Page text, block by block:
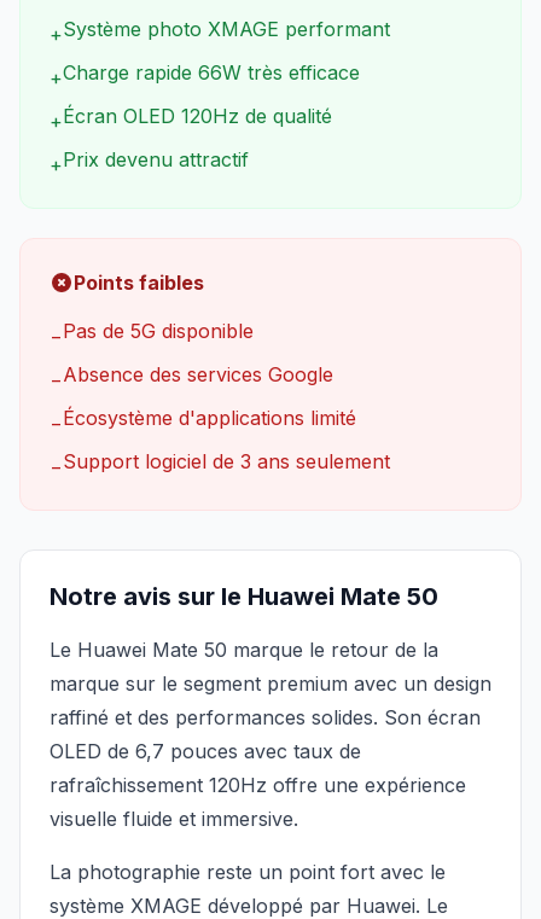
+Système photo XMAGE performant
+Charge rapide 66W très efficace
+Écran OLED 120Hz de qualité
+Prix devenu attractif
Points faibles
−Pas de 5G disponible
−Absence des services Google
−Écosystème d'applications limité
−Support logiciel de 3 ans seulement
Notre avis sur le Huawei Mate 50
Le Huawei Mate 50 marque le retour de la
marque sur le segment premium avec un design
raffiné et des performances solides. Son écran
OLED de 6,7 pouces avec taux de
rafraîchissement 120Hz offre une expérience
visuelle fluide et immersive.
La photographie reste un point fort avec le
système XMAGE développé par Huawei. Le